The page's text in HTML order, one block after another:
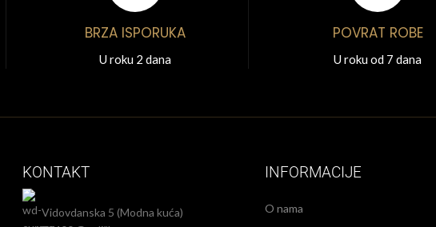
BRZA ISPORUKA
U roku 2 dana
POVRAT ROBE
U roku od 7 dana
KONTAKT
Vidovdanska 5 (Modna kuća)
INFORMACIJE
O nama